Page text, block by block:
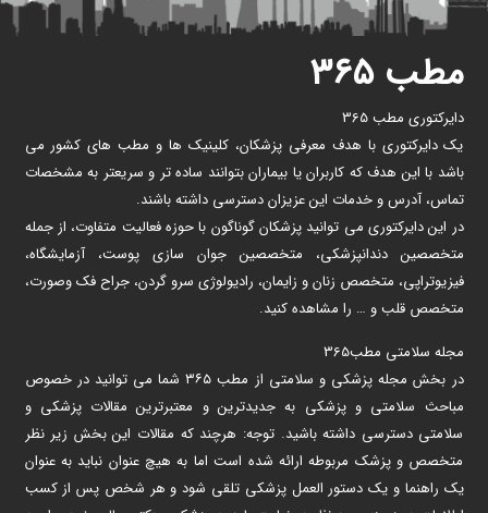
مطب ۳۶۵
دایرکتوری مطب 365
یک دایرکتوری با هدف معرفی پزشکان، کلینیک ها و مطب های کشور می
باشد با این هدف که کاربران یا بیماران بتوانند ساده تر و سریعتر به مشخصات
تماس، آدرس و خدمات این عزیزان دسترسی داشته باشند.
در این دایرکتوری می توانید پزشکان گوناگون با حوزه فعالیت متفاوت، از جمله
متخصصین دندانپزشکی، متخصصین جوان سازی پوست، آزمایشگاه،
فیزیوتراپی، متخصص زنان و زایمان، رادیولوژی سرو گردن، جراح فک وصورت،
متخصص قلب و … را مشاهده کنید.
مجله سلامتی مطب365
در بخش مجله پزشکی و سلامتی از مطب ۳۶۵ شما می توانید در خصوص
مباحث سلامتی و پزشکی به جدیدترین و معتبرترین مقالات پزشکی و
سلامتی دسترسی داشته باشید. توجه: هرچند که مقالات این بخش زیر نظر
متخصص و پزشک مربوطه ارائه شده است اما به هیچ عنوان نباید به عنوان
یک راهنما و یک دستور العمل پزشکی تلقی شود و هر شخص پس از کسب